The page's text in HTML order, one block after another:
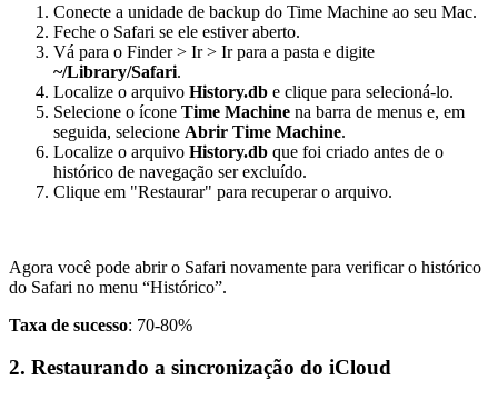
Conecte a unidade de backup do Time Machine ao seu Mac.
Feche o Safari se ele estiver aberto.
Vá para o Finder > Ir > Ir para a pasta e digite
~/Library/Safari.
Localize o arquivo History.db e clique para selecioná-lo.
Selecione o ícone Time Machine na barra de menus e, em
seguida, selecione Abrir Time Machine.
Localize o arquivo History.db que foi criado antes de o
histórico de navegação ser excluído.
Clique em "Restaurar" para recuperar o arquivo.
Agora você pode abrir o Safari novamente para verificar o histórico
do Safari no menu “Histórico”.
Taxa de sucesso: 70-80%
2. Restaurando a sincronização do iCloud